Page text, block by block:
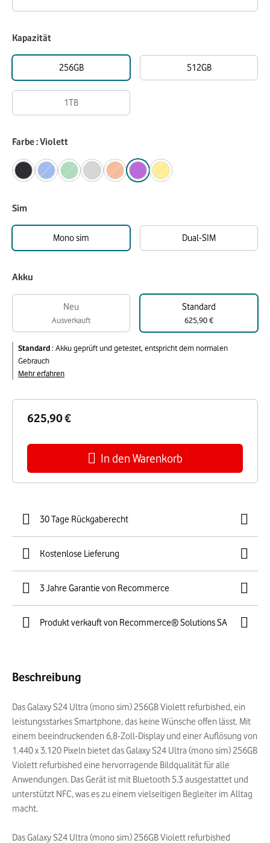
625,90 €
In den Warenkorb
Kapazität
256GB 512GB
1TB
Farbe : Violett
Sim
Mono sim Dual-SIM
Akku
Neu
Ausverkauft
Standard
625,90 €
Standard: Akku geprüft und getestet, entspricht dem normalen
Gebrauch
Mehr erfahren
30 Tage Rückgaberecht
Kostenlose Lieferung
3 Jahre Garantie von Recommerce
Produkt verkauft von Recommerce® Solutions SA
Beschreibung
Das Galaxy S24 Ultra (mono sim) 256GB Violett refurbished, ein
leistungsstarkes Smartphone, das keine Wünsche offen lässt. Mit
einem beeindruckenden 6,8-Zoll-Display und einer Auflösung von
1.440 x 3.120 Pixeln bietet das Galaxy S24 Ultra (mono sim) 256GB
Violett refurbished eine hervorragende Bildqualität für alle
Anwendungen. Das Gerät ist mit Bluetooth 5.3 ausgestattet und
unterstützt NFC, was es zu einem vielseitigen Begleiter im Alltag
macht.
Das Galaxy S24 Ultra (mono sim) 256GB Violett refurbished